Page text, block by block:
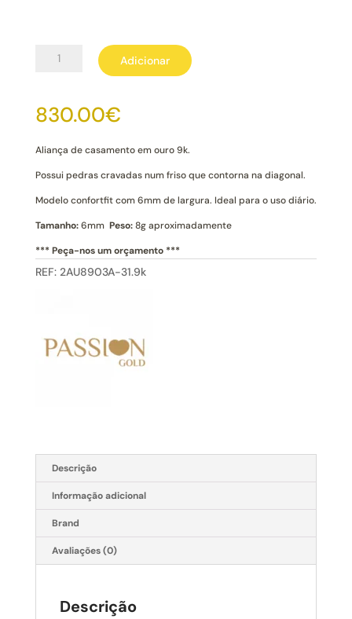
Quantidade
Ouro
9k
Adicionar
830.00€
Aliança de casamento em ouro 9k.
Possui pedras cravadas num friso que contorna na diagonal.
Modelo confortfit com 6mm de largura. Ideal para o uso diário.
Tamanho:6mm Peso:8g aproximadamente
*** Peça-nos um orçamento ***
REF: 2AU8903A-31.9k
Descrição
Informação adicional
Brand
Avaliações (0)
Descrição